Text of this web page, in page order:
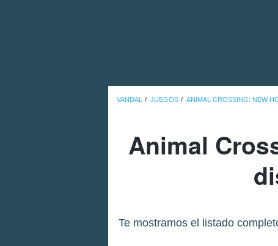
VANDAL JUEGOS ANIMAL CROSSING: NEW
Animal
Te mostramos el listado